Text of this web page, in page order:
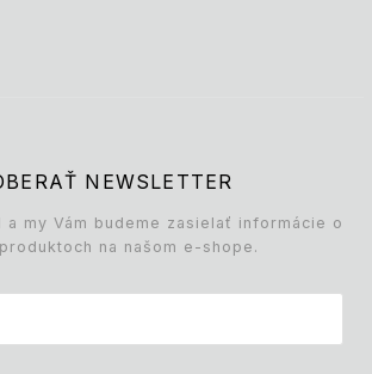
NEWSLETTER
my Vám budeme zasielať informácie o
na našom e-shope.